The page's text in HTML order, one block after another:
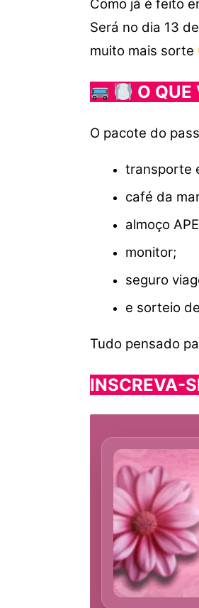
Como já é feito
Será no dia 13
muito mais sorte
O QUE
O pacote do
transporte
café da
almoço
monitor;
seguro
e sorteio
Tudo pensado
INSCREVA-